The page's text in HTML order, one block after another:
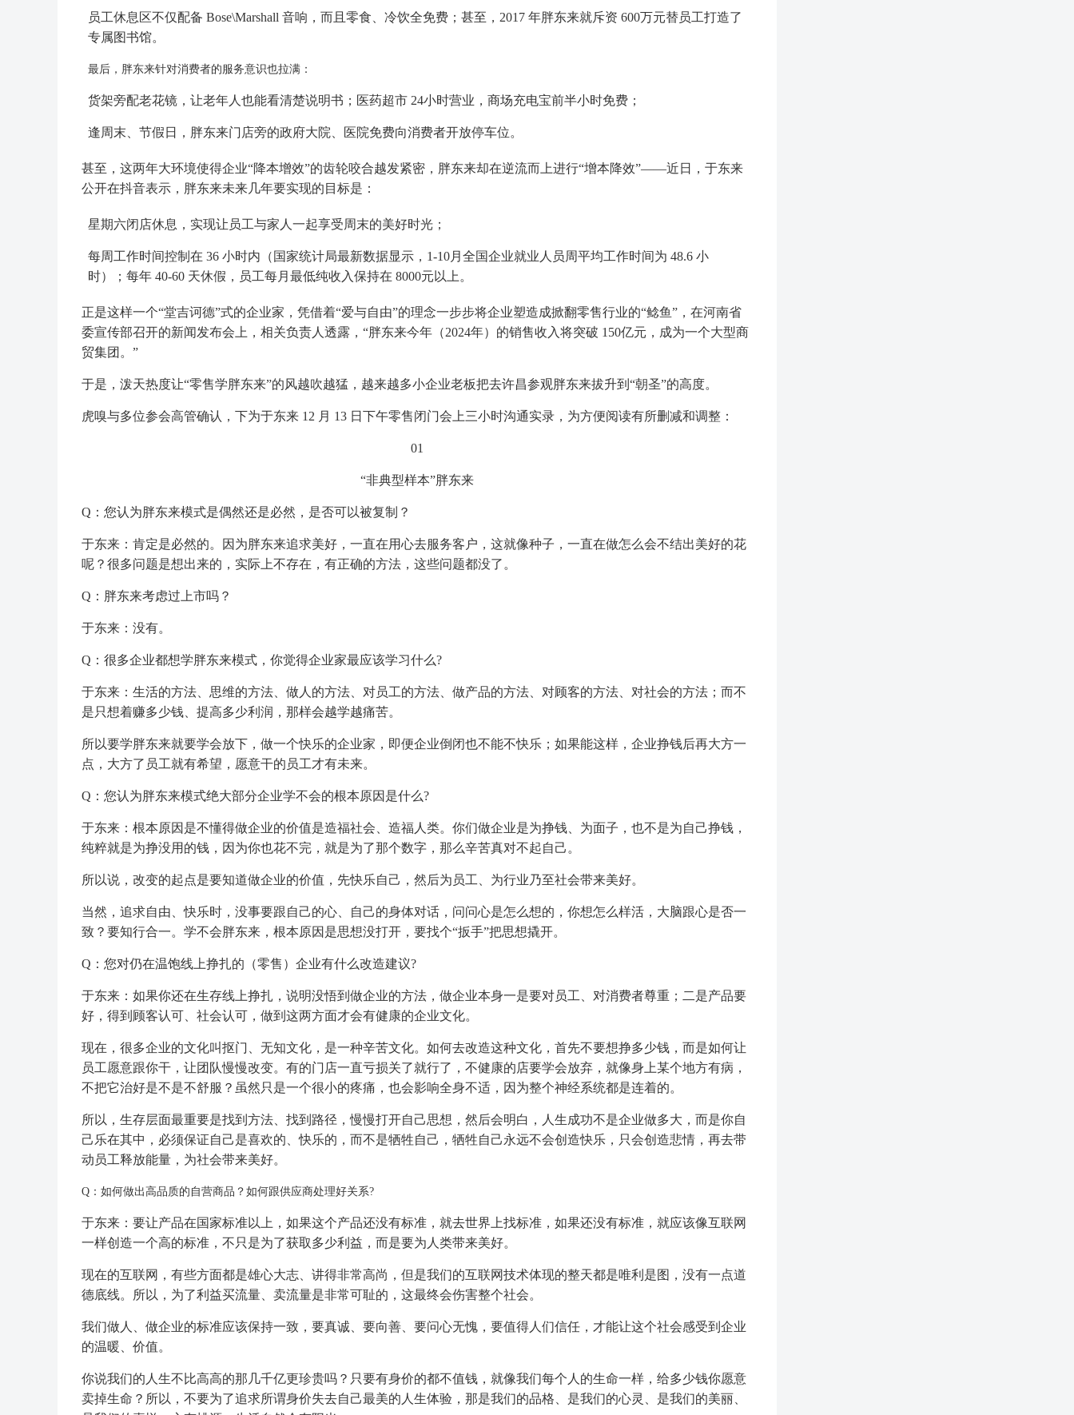
员工休息区不仅配备 Bose\Marshall 音响，而且零食、冷饮全免费；甚至，2017 年胖东来就斥资 600万元替员工打造了
专属图书馆。
最后，胖东来针对消费者的服务意识也拉满：
货架旁配老花镜，让老年人也能看清楚说明书；医药超市 24小时营业，商场充电宝前半小时免费；
逢周末、节假日，胖东来门店旁的政府大院、医院免费向消费者开放停车位。
甚至，这两年大环境使得企业“降本增效”的齿轮咬合越发紧密，胖东来却在逆流而上进行“增本降效”——近日，于东来
公开在抖音表示，胖东来未来几年要实现的目标是：
星期六闭店休息，实现让员工与家人一起享受周末的美好时光；
每周工作时间控制在 36 小时内（国家统计局最新数据显示，1-10月全国企业就业人员周平均工作时间为 48.6 小
时）；每年 40-60 天休假，员工每月最低纯收入保持在 8000元以上。
正是这样一个“堂吉诃德”式的企业家，凭借着“爱与自由”的理念一步步将企业塑造成掀翻零售行业的“鲶鱼”，在河南省
委宣传部召开的新闻发布会上，相关负责人透露，“胖东来今年（2024年）的销售收入将突破 150亿元，成为一个大型商
贸集团。”
于是，泼天热度让“零售学胖东来”的风越吹越猛，越来越多小企业老板把去许昌参观胖东来拔升到“朝圣”的高度。
虎嗅与多位参会高管确认，下为于东来 12 月 13 日下午零售闭门会上三小时沟通实录，为方便阅读有所删减和调整：
01
“非典型样本”胖东来
Q：您认为胖东来模式是偶然还是必然，是否可以被复制？
于东来：肯定是必然的。因为胖东来追求美好，一直在用心去服务客户，这就像种子，一直在做怎么会不结出美好的花
呢？很多问题是想出来的，实际上不存在，有正确的方法，这些问题都没了。
Q：胖东来考虑过上市吗？
于东来：没有。
Q：很多企业都想学胖东来模式，你觉得企业家最应该学习什么?
于东来：生活的方法、思维的方法、做人的方法、对员工的方法、做产品的方法、对顾客的方法、对社会的方法；而不
是只想着赚多少钱、提高多少利润，那样会越学越痛苦。
所以要学胖东来就要学会放下，做一个快乐的企业家，即便企业倒闭也不能不快乐；如果能这样，企业挣钱后再大方一
点，大方了员工就有希望，愿意干的员工才有未来。
Q：您认为胖东来模式绝大部分企业学不会的根本原因是什么?
于东来：根本原因是不懂得做企业的价值是造福社会、造福人类。你们做企业是为挣钱、为面子，也不是为自己挣钱，
纯粹就是为挣没用的钱，因为你也花不完，就是为了那个数字，那么辛苦真对不起自己。
所以说，改变的起点是要知道做企业的价值，先快乐自己，然后为员工、为行业乃至社会带来美好。
当然，追求自由、快乐时，没事要跟自己的心、自己的身体对话，问问心是怎么想的，你想怎么样活，大脑跟心是否一
致？要知行合一。学不会胖东来，根本原因是思想没打开，要找个“扳手”把思想撬开。
Q：您对仍在温饱线上挣扎的（零售）企业有什么改造建议?
于东来：如果你还在生存线上挣扎，说明没悟到做企业的方法，做企业本身一是要对员工、对消费者尊重；二是产品要
好，得到顾客认可、社会认可，做到这两方面才会有健康的企业文化。
现在，很多企业的文化叫抠门、无知文化，是一种辛苦文化。如何去改造这种文化，首先不要想挣多少钱，而是如何让
员工愿意跟你干，让团队慢慢改变。有的门店一直亏损关了就行了，不健康的店要学会放弃，就像身上某个地方有病，
不把它治好是不是不舒服？虽然只是一个很小的疼痛，也会影响全身不适，因为整个神经系统都是连着的。
所以，生存层面最重要是找到方法、找到路径，慢慢打开自己思想，然后会明白，人生成功不是企业做多大，而是你自
己乐在其中，必须保证自己是喜欢的、快乐的，而不是牺牲自己，牺牲自己永远不会创造快乐，只会创造悲情，再去带
动员工释放能量，为社会带来美好。
Q：如何做出高品质的自营商品？如何跟供应商处理好关系?
于东来：要让产品在国家标准以上，如果这个产品还没有标准，就去世界上找标准，如果还没有标准，就应该像互联网
一样创造一个高的标准，不只是为了获取多少利益，而是要为人类带来美好。
现在的互联网，有些方面都是雄心大志、讲得非常高尚，但是我们的互联网技术体现的整天都是唯利是图，没有一点道
德底线。所以，为了利益买流量、卖流量是非常可耻的，这最终会伤害整个社会。
我们做人、做企业的标准应该保持一致，要真诚、要向善、要问心无愧，要值得人们信任，才能让这个社会感受到企业
的温暖、价值。
你说我们的人生不比高高的那几千亿更珍贵吗？只要有身价的都不值钱，就像我们每个人的生命一样，给多少钱你愿意
卖掉生命？所以，不要为了追求所谓身价失去自己最美的人生体验，那是我们的品格、是我们的心灵、是我们的美丽、